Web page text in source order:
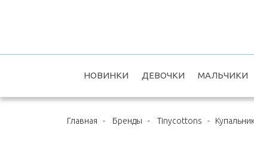
НОВИНКИ ДЕВОЧКИ МАЛЬЧИКИ
Главная - Бренды - Tinycottons -